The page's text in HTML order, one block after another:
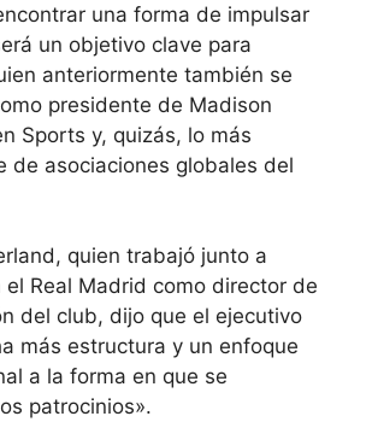
una forma de impulsar
un objetivo clave para
anteriormente también se
presidente de Madison
Sports y, quizás, lo más
de asociaciones globales del
quien trabajó junto a
el Real Madrid como director de
del club, dijo que el ejecutivo
más estructura y un enfoque
a la forma en que se
patrocinios».